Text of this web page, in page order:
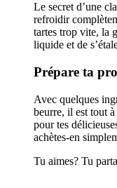
Le secret d’une
refroidir
tartes trop vite, la
liquide et de
Prépare ta
Avec quelques
beurre, il est tout
pour tes
achètes-en
Tu aimes? Tu